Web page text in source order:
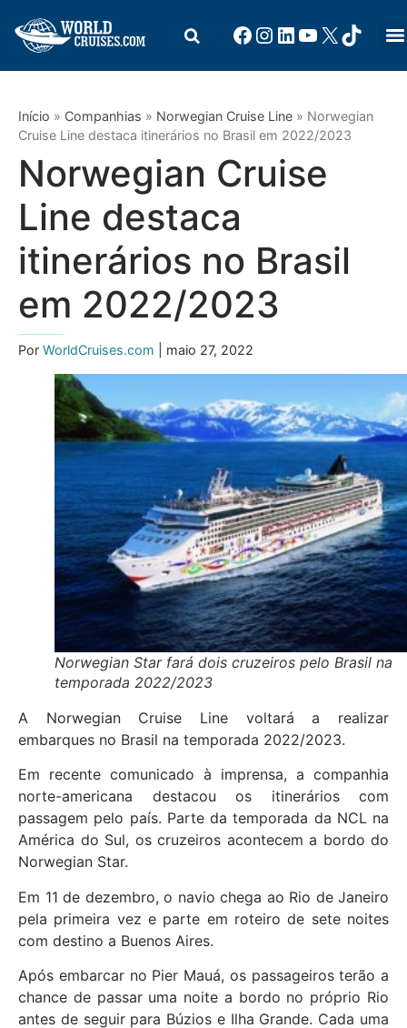
Início » Companhias » Norwegian Cruise Line » Norwegian
Cruise Line destaca itinerários no Brasil em 2022/2023
Norwegian Cruise
Line destaca
itinerários no Brasil
em 2022/2023
Por WorldCruises.com | maio 27, 2022
Norwegian Star fará dois cruzeiros pelo Brasil na
temporada 2022/2023
A Norwegian Cruise Line voltará a realizar
embarques no Brasil na temporada 2022/2023.
Em recente comunicado à imprensa, a companhia
norte-americana destacou os itinerários com
passagem pelo país. Parte da temporada da NCL na
América do Sul, os cruzeiros acontecem a bordo do
Norwegian Star.
Em 11 de dezembro, o navio chega ao Rio de Janeiro
pela primeira vez e parte em roteiro de sete noites
com destino a Buenos Aires.
Após embarcar no Pier Mauá, os passageiros terão a
chance de passar uma noite a bordo no próprio Rio
antes de seguir para Búzios e Ilha Grande. Cada uma